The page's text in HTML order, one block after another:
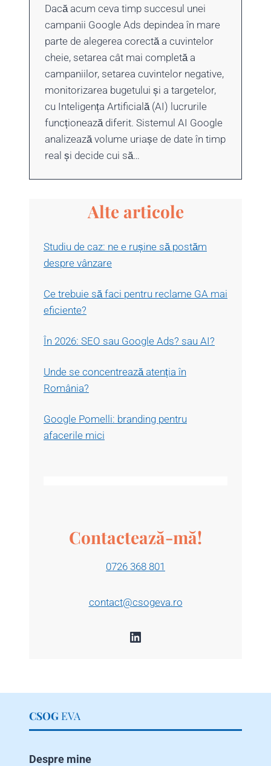
Dacă acum ceva timp succesul unei
campanii Google Ads depindea în mare
parte de alegerea corectă a cuvintelor
cheie, setarea cât mai completă a
campaniilor, setarea cuvintelor negative,
monitorizarea bugetului și a targetelor,
cu Inteligența Artificială (AI) lucrurile
funcționează diferit. Sistemul AI Google
analizează volume uriașe de date în timp
real și decide cui să…
Alte articole
Studiu de caz: ne e rușine să postăm
despre vânzare
Ce trebuie să faci pentru reclame GA mai
eficiente?
În 2026: SEO sau Google Ads? sau AI?
Unde se concentrează atenția în
România?
Google Pomelli: branding pentru
afacerile mici
Contactează-mă!
0726 368 801
contact@csogeva.ro
LinkedIn
CSOG EVA
Despre mine